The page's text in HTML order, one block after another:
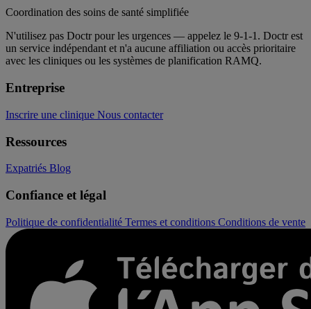
Coordination des soins de santé simplifiée
N'utilisez pas Doctr pour les urgences — appelez le 9-1-1. Doctr est
un service indépendant et n'a aucune affiliation ou accès prioritaire
avec les cliniques ou les systèmes de planification RAMQ.
Entreprise
Inscrire une clinique Nous contacter
Ressources
Expatriés Blog
Confiance et légal
Politique de confidentialité Termes et conditions Conditions de vente